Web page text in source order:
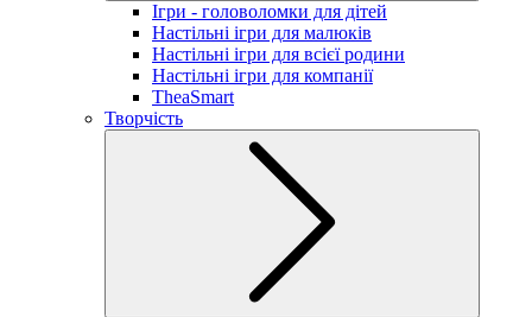
Ігри - головоломки для дітей
Настільні ігри для малюків
Настільні ігри для всієї родини
Настільні ігри для компанії
TheaSmart
Творчість